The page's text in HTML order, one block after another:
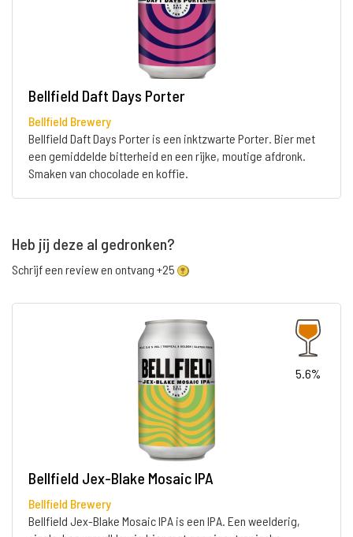
Bellfield Daft Days Porter
Bellfield Brewery
Bellfield Daft Days Porter is een inktzwarte Porter. Bier met
een gemiddelde bitterheid en een rijke, moutige afdronk.
Smaken van chocolade en koffie.
Heb jij deze al gedronken?
Schrijf een review en ontvang +25
5.6%
Bellfield Jex-Blake Mosaic IPA
Bellfield Brewery
Bellfield Jex-Blake Mosaic IPA is een IPA. Een weelderig,